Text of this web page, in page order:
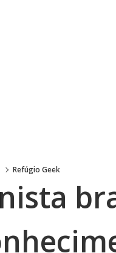
Refúgio Geek